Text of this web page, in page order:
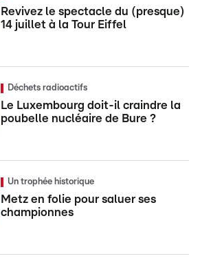
Revivez le spectacle du (presque)
14 juillet à la Tour Eiffel
Déchets radioactifs
Le Luxembourg doit-il craindre la
poubelle nucléaire de Bure ?
Un trophée historique
Metz en folie pour saluer ses
championnes